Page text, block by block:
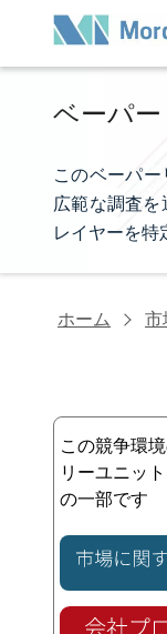
ベーパ
このベーパ
広範な調査
レイヤーを特
ホーム 市
この競争環
リーユニッ
の一部です